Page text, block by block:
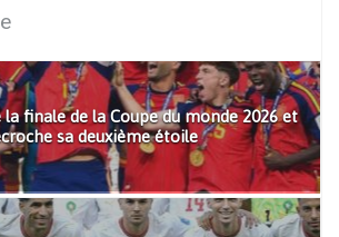
finale de la Coupe du monde 2026 et
sa deuxième étoile